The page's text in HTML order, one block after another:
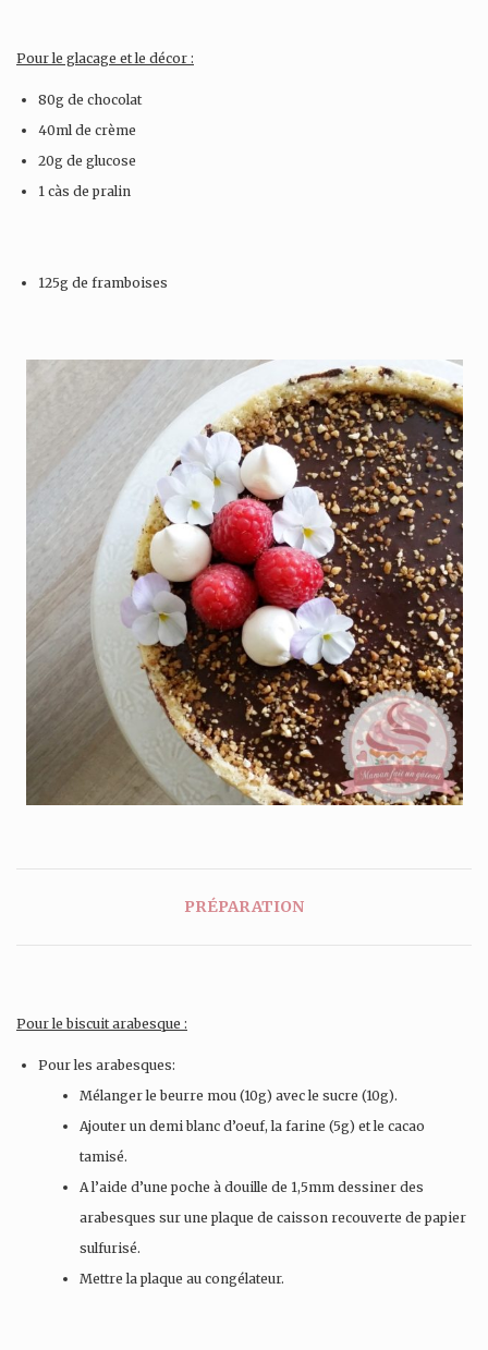
Pour le glacage et le décor :
80g de chocolat
40ml de crème
20g de glucose
1 càs de pralin
125g de framboises
PRÉPARATION
Pour le biscuit arabesque :
Pour les arabesques:
Mélanger le beurre mou (10g) avec le sucre (10g).
Ajouter un demi blanc d’oeuf, la farine (5g) et le cacao
tamisé.
A l’aide d’une poche à douille de 1,5mm dessiner des
arabesques sur une plaque de caisson recouverte de papier
sulfurisé.
Mettre la plaque au congélateur.